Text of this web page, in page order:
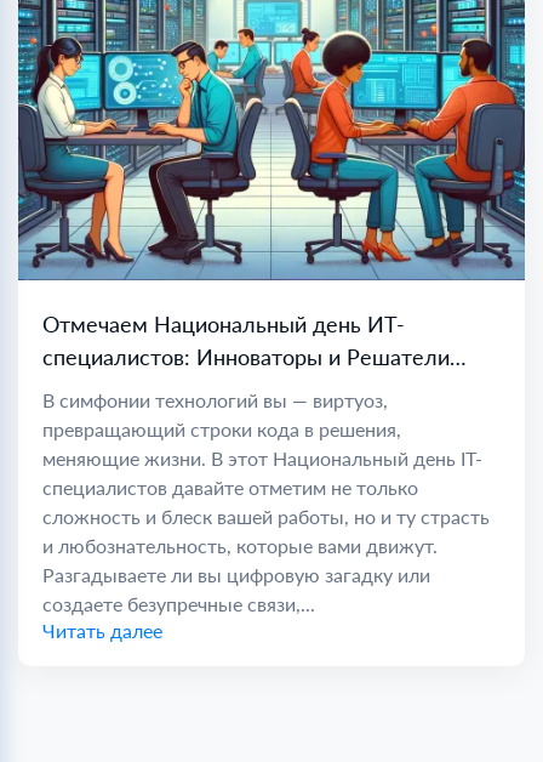
Отмечаем Национальный день ИТ-
специалистов: Инноваторы и Решатели
проблем
В симфонии технологий вы — виртуоз,
превращающий строки кода в решения,
меняющие жизни. В этот Национальный день IT-
специалистов давайте отметим не только
сложность и блеск вашей работы, но и ту страсть
и любознательность, которые вами движут.
Разгадываете ли вы цифровую загадку или
создаете безупречные связи,...
Читать далее